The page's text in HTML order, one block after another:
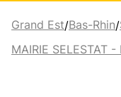
Grand Est/Bas-Rhin/
MAIRIE SELESTAT -